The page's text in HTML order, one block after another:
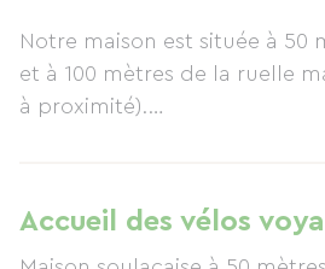
Notre maison est située à 50
et à 100 mètres de la ruelle
à proximité).
grand espace sablonneux
terrasse couverte ainsi
Accueil des vélos